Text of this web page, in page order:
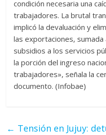
condición necesaria una
trabajadores. La brutal
implicó la devaluación y
las exportaciones, sumada
subsidios a los servicios
la porción del ingreso
trabajadores», señala la
documento. (Infobae)
← Tensión en Jujuy: